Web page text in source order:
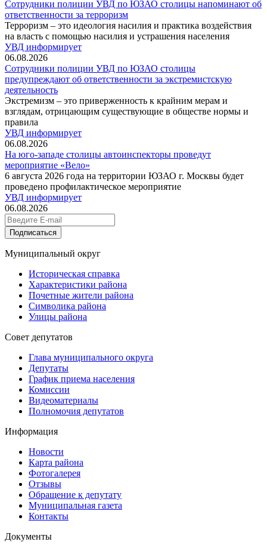
Сотрудники полиции УВД по ЮЗАО столицы напоминают об
ответственности за терроризм
Терроризм – это идеология насилия и практика воздействия
на власть с помощью насилия и устрашения населения
УВД информирует
06.08.2026
Сотрудники полиции УВД по ЮЗАО столицы
предупреждают об ответственности за экстремистскую
деятельность
Экстремизм – это приверженность к крайним мерам и
взглядам, отрицающим существующие в обществе нормы и
правила
УВД информирует
06.08.2026
На юго-западе столицы автоинспекторы проведут
мероприятие «Вело»
6 августа 2026 года на территории ЮЗАО г. Москвы будет
проведено профилактическое мероприятие
УВД информирует
06.08.2026
Подписаться
Муниципальный округ
Историческая справка
Характеристики района
Почетные жители района
Символика района
Улицы района
Совет депутатов
Глава муниципального округа
Депутаты
График приема населения
Комиссии
Видеоматериалы
Полномочия депутатов
Информация
Новости
Карта района
Фотогалерея
Отзывы
Обращение к депутату
Муниципальная газета
Контакты
Документы